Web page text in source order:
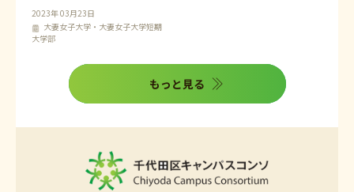
2023年 03月23日
大妻女子大学・大妻女子大学短期
大学部
もっと見る